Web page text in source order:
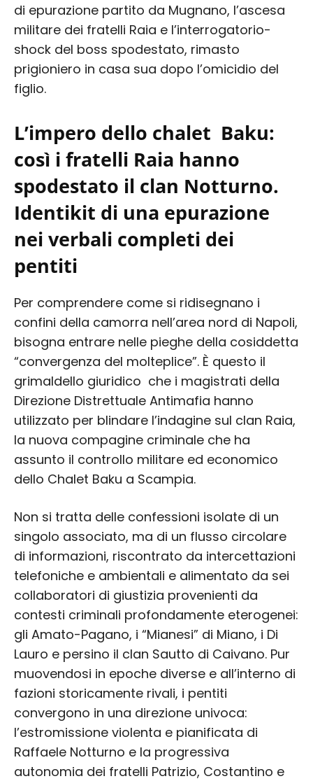
di epurazione partito da Mugnano, l’ascesa
militare dei fratelli Raia e l’interrogatorio-
shock del boss spodestato, rimasto
prigioniero in casa sua dopo l’omicidio del
figlio.
L’impero dello chalet Baku:
così i fratelli Raia hanno
spodestato il clan Notturno.
Identikit di una epurazione
nei verbali completi dei
pentiti
Per comprendere come si ridisegnano i
confini della camorra nell’area nord di Napoli,
bisogna entrare nelle pieghe della cosiddetta
“convergenza del molteplice”. È questo il
grimaldello giuridico che i magistrati della
Direzione Distrettuale Antimafia hanno
utilizzato per blindare l’indagine sul clan Raia,
la nuova compagine criminale che ha
assunto il controllo militare ed economico
dello Chalet Baku a Scampia.
Non si tratta delle confessioni isolate di un
singolo associato, ma di un flusso circolare
di informazioni, riscontrato da intercettazioni
telefoniche e ambientali e alimentato da sei
collaboratori di giustizia provenienti da
contesti criminali profondamente eterogenei:
gli Amato-Pagano, i “Mianesi” di Miano, i Di
Lauro e persino il clan Sautto di Caivano. Pur
muovendosi in epoche diverse e all’interno di
fazioni storicamente rivali, i pentiti
convergono in una direzione univoca:
l’estromissione violenta e pianificata di
Raffaele Notturno e la progressiva
autonomia dei fratelli Patrizio, Costantino e